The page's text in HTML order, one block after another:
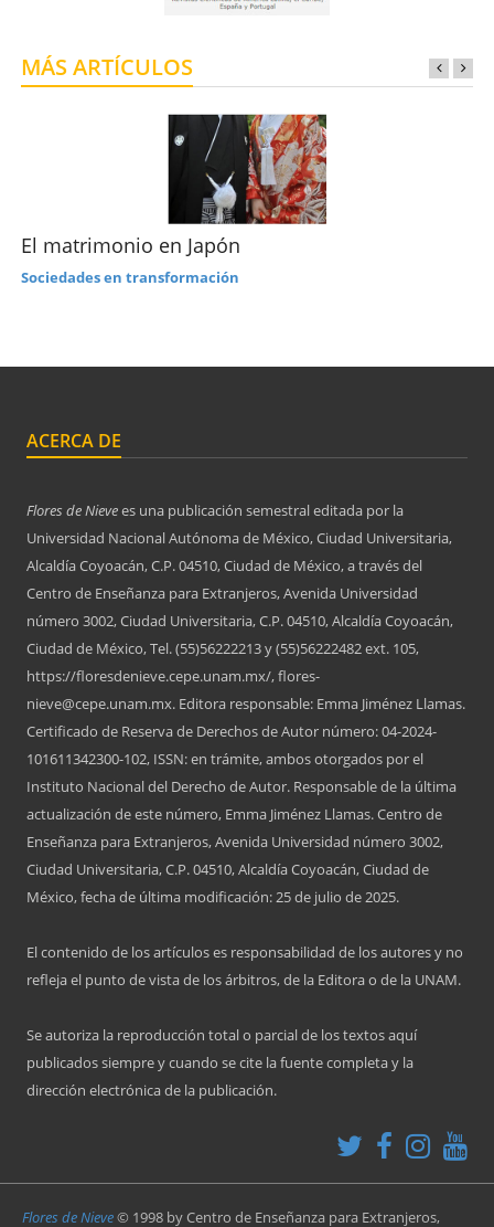
MÁS ARTÍCULOS
El matrimonio en Japón
Sociedades en transformación
ACERCA DE
Flores de Nievees una publicación semestral editada por la
Universidad Nacional Autónoma de México, Ciudad Universitaria,
Alcaldía Coyoacán, C.P. 04510, Ciudad de México, a través del
Centro de Enseñanza para Extranjeros, Avenida Universidad
número 3002, Ciudad Universitaria, C.P. 04510, Alcaldía Coyoacán,
Ciudad de México, Tel. (55)56222213 y (55)56222482 ext. 105,
https://floresdenieve.cepe.unam.mx/, flores-
nieve@cepe.unam.mx. Editora responsable: Emma Jiménez Llamas.
Certificado de Reserva de Derechos de Autor número: 04-2024-
101611342300-102, ISSN: en trámite, ambos otorgados por el
Instituto Nacional del Derecho de Autor. Responsable de la última
actualización de este número, Emma Jiménez Llamas. Centro de
Enseñanza para Extranjeros, Avenida Universidad número 3002,
Ciudad Universitaria, C.P. 04510, Alcaldía Coyoacán, Ciudad de
México, fecha de última modificación: 25 de julio de 2025.
El contenido de los artículos es responsabilidad de los autores y no
refleja el punto de vista de los árbitros, de la Editora o de la UNAM.
Se autoriza la reproducción total o parcial de los textos aquí
publicados siempre y cuando se cite la fuente completa y la
dirección electrónica de la publicación.
Flores de Nieve© 1998 byCentro de Enseñanza para Extranjeros,